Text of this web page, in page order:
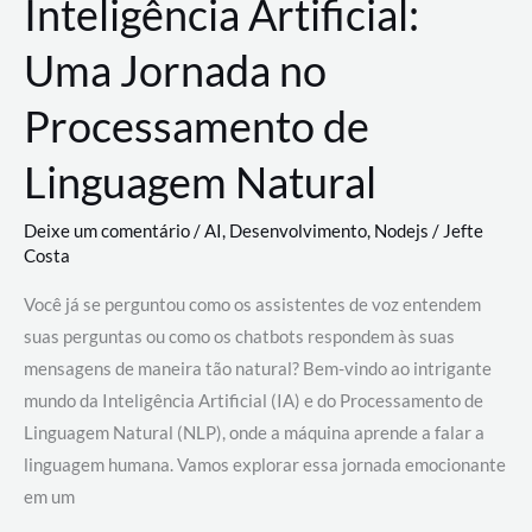
Inteligência Artificial:
Uma Jornada no
Processamento de
Linguagem Natural
Deixe um comentário/AI, Desenvolvimento, Nodejs / Jefte
Costa
Você já se perguntou como os assistentes de voz entendem
suas perguntas ou como os chatbots respondem às suas
mensagens de maneira tão natural? Bem-vindo ao intrigante
mundo da Inteligência Artificial (IA) e do Processamento de
Linguagem Natural (NLP), onde a máquina aprende a falar a
linguagem humana. Vamos explorar essa jornada emocionante
em um